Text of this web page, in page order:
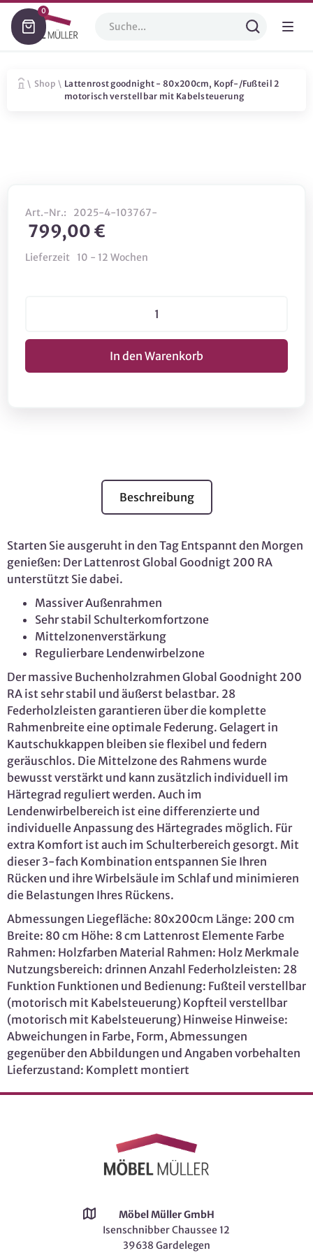
0
\ Shop \ Lattenrost goodnight - 80x200cm, Kopf-/Fußteil 2
motorisch verstellbar mit Kabelsteuerung
Art.-Nr.: 2025-4-103767-
799,00 €
Lieferzeit 10 - 12 Wochen
Beschreibung
Starten Sie ausgeruht in den Tag Entspannt den Morgen
genießen: Der Lattenrost Global Goodnigt 200 RA
unterstützt Sie dabei.
Massiver Außenrahmen
Sehr stabil Schulterkomfortzone
Mittelzonenverstärkung
Regulierbare Lendenwirbelzone
Der massive Buchenholzrahmen Global Goodnight 200
RA ist sehr stabil und äußerst belastbar. 28
Federholzleisten garantieren über die komplette
Rahmenbreite eine optimale Federung. Gelagert in
Kautschukkappen bleiben sie flexibel und federn
geräuschlos. Die Mittelzone des Rahmens wurde
bewusst verstärkt und kann zusätzlich individuell im
Härtegrad reguliert werden. Auch im
Lendenwirbelbereich ist eine differenzierte und
individuelle Anpassung des Härtegrades möglich. Für
extra Komfort ist auch im Schulterbereich gesorgt. Mit
dieser 3-fach Kombination entspannen Sie Ihren
Rücken und ihre Wirbelsäule im Schlaf und minimieren
die Belastungen Ihres Rückens.
Abmessungen Liegefläche: 80x200cm Länge: 200 cm
Breite: 80 cm Höhe: 8 cm Lattenrost Elemente Farbe
Rahmen: Holzfarben Material Rahmen: Holz Merkmale
Nutzungsbereich: drinnen Anzahl Federholzleisten: 28
Funktion Funktionen und Bedienung: Fußteil verstellbar
(motorisch mit Kabelsteuerung) Kopfteil verstellbar
(motorisch mit Kabelsteuerung) Hinweise Hinweise:
Abweichungen in Farbe, Form, Abmessungen
gegenüber den Abbildungen und Angaben vorbehalten
Lieferzustand: Komplett montiert
Möbel Müller GmbH
Isenschnibber Chaussee 12
39638 Gardelegen